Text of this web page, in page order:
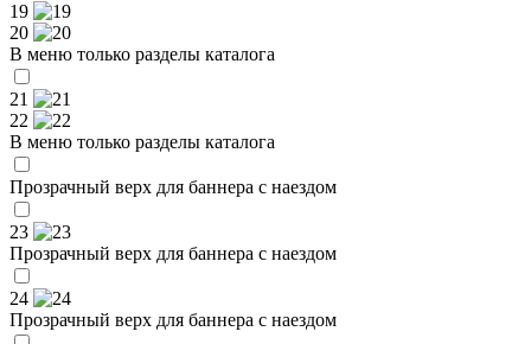
19
20
В меню только разделы каталога
21
22
В меню только разделы каталога
Прозрачный верх для баннера с наездом
23
Прозрачный верх для баннера с наездом
24
Прозрачный верх для баннера с наездом